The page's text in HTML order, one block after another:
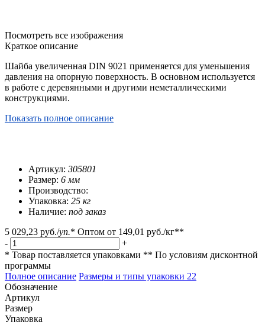
Посмотреть все изображения
Краткое описание
Шайба увеличенная DIN 9021 применяется для уменьшения
давления на опорную поверхность. В основном используется
в работе с деревянными и другими неметаллическими
конструкциями.
Показать полное описание
Артикул: 305801
Размер: 6 мм
Производство:
Упаковка: 25 кг
Наличие: под заказ
5 029,23 руб./уп.* Оптом от 149,01 руб./кг**
-
+
* Товар поставляется упаковками ** По условиям дисконтной
программы
Полное описание Размеры и типы упаковки 22
Обозначение
Артикул
Размер
Упаковка